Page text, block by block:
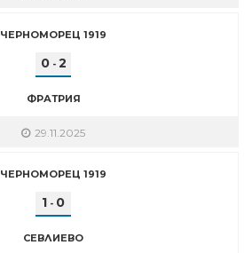
ЧЕРНОМОРЕЦ 1919
0- 2
ФРАТРИЯ
29.11.2025
ЧЕРНОМОРЕЦ 1919
1 - 0
СЕВЛИЕВО